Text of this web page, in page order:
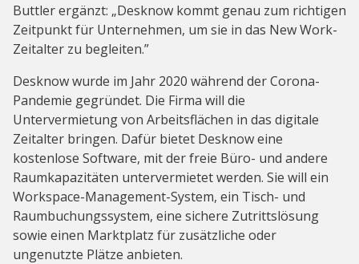
Buttler ergänzt: „Desknow kommt genau zum richtigen
Zeitpunkt für Unternehmen, um sie in das New Work-
Zeitalter zu begleiten.”
Desknow wurde im Jahr 2020 während der Corona-
Pandemie gegründet. Die Firma will die
Untervermietung von Arbeitsflächen in das digitale
Zeitalter bringen. Dafür bietet Desknow eine
kostenlose Software, mit der freie Büro- und andere
Raumkapazitäten untervermietet werden. Sie will ein
Workspace-Management-System, ein Tisch- und
Raumbuchungssystem, eine sichere Zutrittslösung
sowie einen Marktplatz für zusätzliche oder
ungenutzte Plätze anbieten.